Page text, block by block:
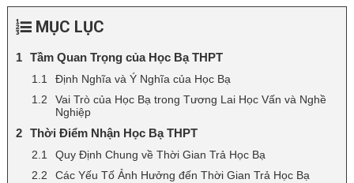
MỤC LỤC
Tầm Quan Trọng của Học Bạ THPT
Định Nghĩa và Ý Nghĩa của Học Bạ
Vai Trò của Học Bạ trong Tương Lai Học Vấn và Nghề
Nghiệp
Thời Điểm Nhận Học Bạ THPT
Quy Định Chung về Thời Gian Trả Học Bạ
Các Yếu Tố Ảnh Hưởng đến Thời Gian Trả Học Bạ